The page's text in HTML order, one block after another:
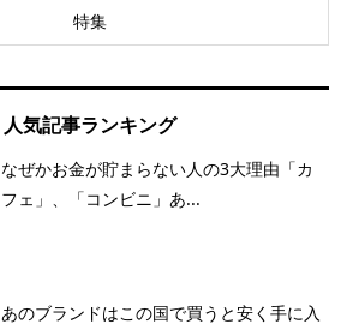
特集
人気記事ランキング
なぜかお金が貯まらない人の3大理由「カ
フェ」、「コンビニ」あ...
あのブランドはこの国で買うと安く手に入